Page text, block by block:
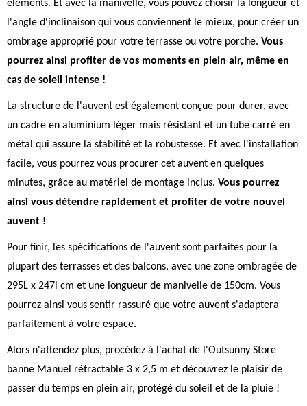
éléments. Et avec la manivelle, vous pouvez choisir la longueur et
l'angle d'inclinaison qui vous conviennent le mieux, pour créer un
ombrage approprié pour votre terrasse ou votre porche. Vous
pourrez ainsi profiter de vos moments en plein air, même en
cas de soleil intense !
La structure de l'auvent est également conçue pour durer, avec
un cadre en aluminium léger mais résistant et un tube carré en
métal qui assure la stabilité et la robustesse. Et avec l'installation
facile, vous pourrez vous procurer cet auvent en quelques
minutes, grâce au matériel de montage inclus. Vous pourrez
ainsi vous détendre rapidement et profiter de votre nouvel
auvent !
Pour finir, les spécifications de l'auvent sont parfaites pour la
plupart des terrasses et des balcons, avec une zone ombragée de
295L x 247l cm et une longueur de manivelle de 150cm. Vous
pourrez ainsi vous sentir rassuré que votre auvent s'adaptera
parfaitement à votre espace.
Alors n'attendez plus, procédez à l'achat de l'Outsunny Store
banne Manuel rétractable 3 x 2,5 m et découvrez le plaisir de
passer du temps en plein air, protégé du soleil et de la pluie !